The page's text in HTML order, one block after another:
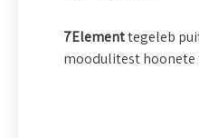
7Elementtegeleb
moodulitest hoonete